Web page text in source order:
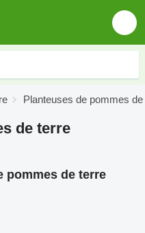
Planteuses de pommes
de terre
pommes de terre